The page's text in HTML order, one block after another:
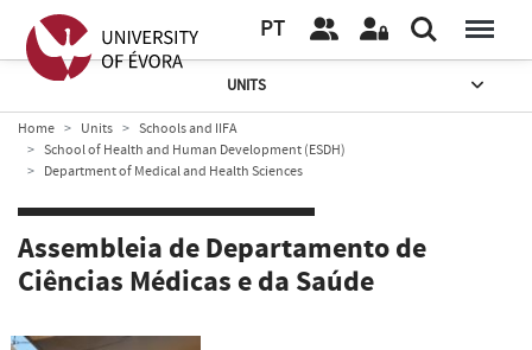
PT
UNITS
Home Units
Schools and IIFA
School of Health and Human Development (ESDH)
Department of Medical and Health Sciences
Assembleia de Departamento de
Ciências Médicas e da Saúde